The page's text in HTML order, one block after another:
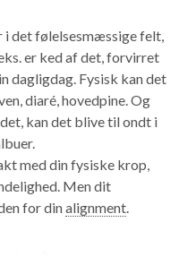
i det følelsesmæssige felt,
er ked af det, forvirret
dagligdag. Fysisk kan det
diaré, hovedpine. Og
kan det blive til ondt i
med din fysiske krop,
Men dit
for dinalignment.